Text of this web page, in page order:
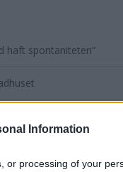
Information
or processing of your
haft spontaniteten”